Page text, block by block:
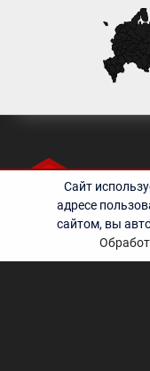
Полезные ссылки
Сайт
адресе
сайтом, вы